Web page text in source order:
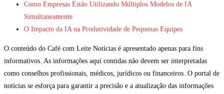
Como Empresas Estão Utilizando Múltiplos Modelos de IA
Simultaneamente
O Impacto da IA na Produtividade de Pequenas Equipes
O conteúdo do Café com Leite Notícias é apresentado apenas para fins
informativos. As informações aqui contidas não devem ser interpretadas
como conselhos profissionais, médicos, jurídicos ou financeiros. O portal de
notícias se esforça para garantir a precisão e a atualização das informações